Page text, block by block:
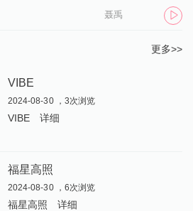
聂禹
更多>>
VIBE
2024-08-30 ，3次浏览
VIBE 详细
福星高照
2024-08-30 ，6次浏览
福星高照 详细